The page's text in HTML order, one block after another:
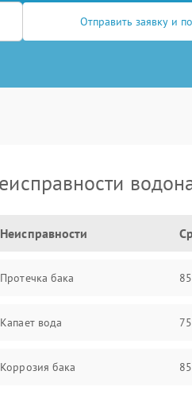
Отправить заявку и
Неисправности
Протечка бака
Капает вода
Коррозия бака